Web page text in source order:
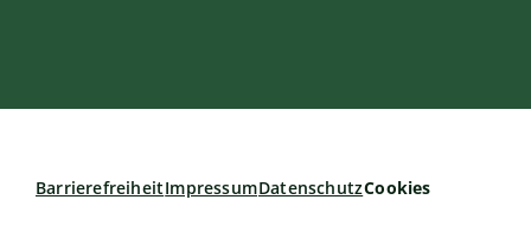
BarrierefreiheitImpressumDatenschutzCookies